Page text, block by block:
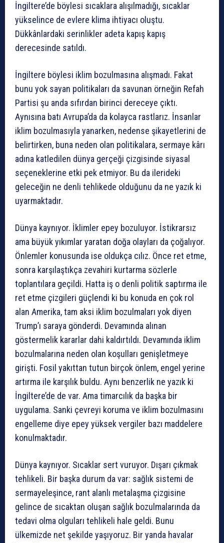
İngiltere’de böylesi sıcaklara alışılmadığı, sıcaklar
yükselince de evlere klima ihtiyacı oluştu.
Dükkânlardaki serinlikler adeta kapış kapış
derecesinde satıldı.
İngiltere böylesi iklim bozulmasına alışmadı. Fakat
bunu yok sayan politikaları da savunan örneğin Refah
Partisi şu anda sıfırdan birinci dereceye çıktı.
Aynısına batı Avrupa’da da kolayca rastlarız. İnsanlar
iklim bozulmasıyla yanarken, nedense şikayetlerini de
belirtirken, buna neden olan politikalara, sermaye kârı
adına katledilen dünya gerçeği çizgisinde siyasal
seçeneklerine etki pek etmiyor. Bu da ilerideki
geleceğin ne denli tehlikede olduğunu da ne yazık ki
uyarmaktadır.
Dünya kaynıyor. İklimler epey bozuluyor. İstikrarsız
ama büyük yıkımlar yaratan doğa olayları da çoğalıyor.
Önlemler konusunda ise oldukça cılız. Önce ret etme,
sonra karşılaştıkça zevahiri kurtarma sözlerle
toplantılara geçildi. Hatta iş o denli politik saptırma ile
ret etme çizgileri güçlendi ki bu konuda en çok rol
alan Amerika, tam aksi iklim bozulmaları yok diyen
Trump’ı saraya gönderdi. Devamında alınan
göstermelik kararlar dahi kaldırtıldı. Devamında iklim
bozulmalarına neden olan koşulları genişletmeye
girişti. Fosil yakıttan tutun birçok önlem, engel yerine
artırma ile karşılık buldu. Aynı benzerlik ne yazık ki
İngiltere’de de var. Ama timarcılık da başka bir
uygulama. Sanki çevreyi koruma ve iklim bozulmasını
engelleme diye epey yüksek vergiler bazı maddelere
konulmaktadır.
Dünya kaynıyor. Sıcaklar sert vuruyor. Dışarı çıkmak
tehlikeli. Bir başka durum da var: sağlık sistemi de
sermayeleşince, rant alanlı metalaşma çizgisine
gelince de sıcaktan oluşan sağlık bozulmalarında da
tedavi olma olguları tehlikeli hale geldi. Bunu
ülkemizde net şekilde yaşıyoruz. Bir yanda havalar